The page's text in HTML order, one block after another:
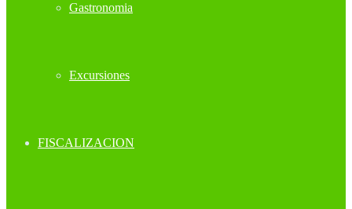
Gastronomia
Excursiones
FISCALIZACION